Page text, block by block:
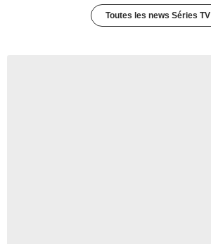
Toutes les news Séries TV